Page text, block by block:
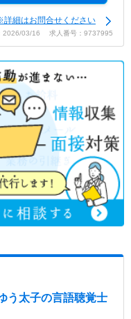
細はお問合せください
2026/03/16 求人番号：9737995
う太子の言語聴覚士